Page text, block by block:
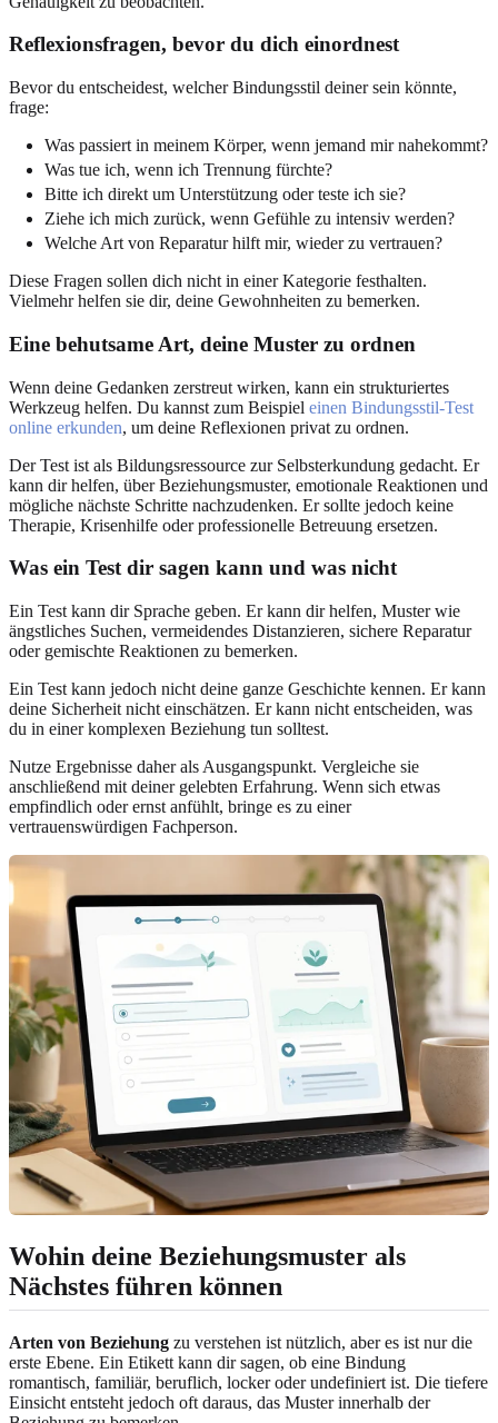
Reflexionsfragen, bevor du dich einordnest
Bevor du entscheidest, welcher Bindungsstil deiner sein könnte,
frage:
Was passiert in meinem Körper, wenn jemand mir nahekommt?
Was tue ich, wenn ich Trennung fürchte?
Bitte ich direkt um Unterstützung oder teste ich sie?
Ziehe ich mich zurück, wenn Gefühle zu intensiv werden?
Welche Art von Reparatur hilft mir, wieder zu vertrauen?
Diese Fragen sollen dich nicht in einer Kategorie festhalten.
Vielmehr helfen sie dir, deine Gewohnheiten zu bemerken.
Eine behutsame Art, deine Muster zu ordnen
Wenn deine Gedanken zerstreut wirken, kann ein strukturiertes
Werkzeug helfen. Du kannst zum Beispiel einen Bindungsstil-Test
online erkunden, um deine Reflexionen privat zu ordnen.
Der Test ist als Bildungsressource zur Selbsterkundung gedacht. Er
kann dir helfen, über Beziehungsmuster, emotionale Reaktionen und
mögliche nächste Schritte nachzudenken. Er sollte jedoch keine
Therapie, Krisenhilfe oder professionelle Betreuung ersetzen.
Was ein Test dir sagen kann und was nicht
Ein Test kann dir Sprache geben. Er kann dir helfen, Muster wie
ängstliches Suchen, vermeidendes Distanzieren, sichere Reparatur
oder gemischte Reaktionen zu bemerken.
Ein Test kann jedoch nicht deine ganze Geschichte kennen. Er kann
deine Sicherheit nicht einschätzen. Er kann nicht entscheiden, was
du in einer komplexen Beziehung tun solltest.
Nutze Ergebnisse daher als Ausgangspunkt. Vergleiche sie
anschließend mit deiner gelebten Erfahrung. Wenn sich etwas
empfindlich oder ernst anfühlt, bringe es zu einer
vertrauenswürdigen Fachperson.
Wohin deine Beziehungsmuster als
Nächstes führen können
Arten von Beziehung zu verstehen ist nützlich, aber es ist nur die
erste Ebene. Ein Etikett kann dir sagen, ob eine Bindung
romantisch, familiär, beruflich, locker oder undefiniert ist. Die tiefere
Einsicht entsteht jedoch oft daraus, das Muster innerhalb der